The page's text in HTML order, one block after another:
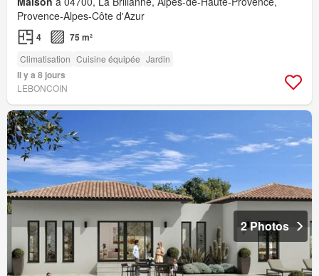
Provence-Alpes-Côte d'Azur
4 75 m²
Climatisation Cuisine équipée Jardin
Il y a 8 jours
LEBONCOIN
2 Photos